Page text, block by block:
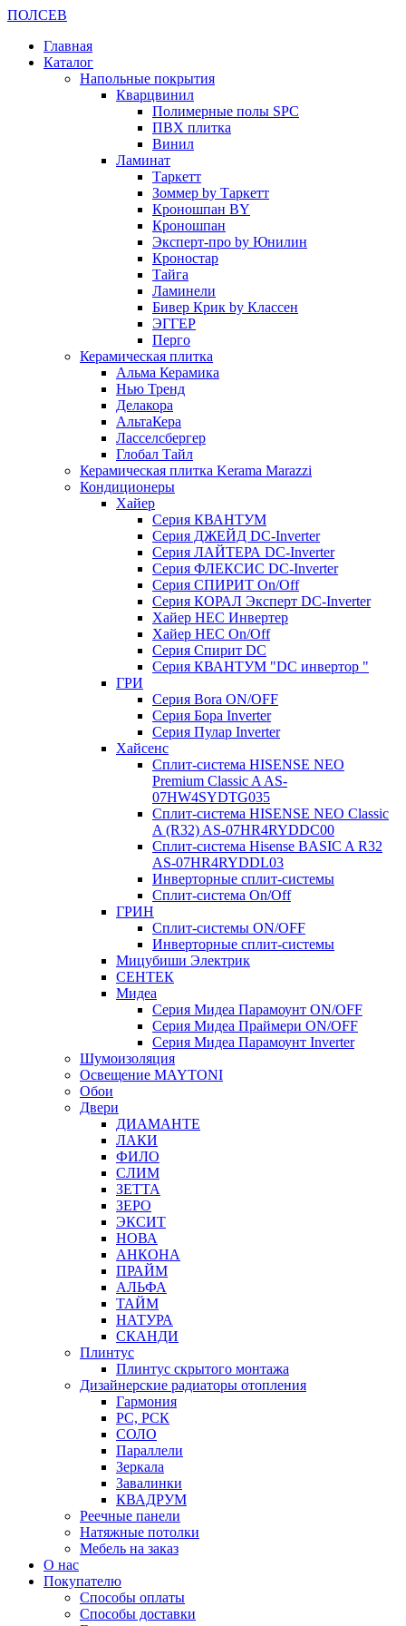
ПОЛСЕВ
Главная
Каталог
Напольные покрытия
Кварцвинил
Полимерные полы SPC
ПВХ плитка
Винил
Ламинат
Таркетт
Зоммер by Таркетт
Кроношпан BY
Кроношпан
Эксперт-про by Юнилин
Кроностар
Тайга
Ламинели
Бивер Крик by Классен
ЭГГЕР
Перго
Керамическая плитка
Альма Керамика
Нью Тренд
Делакора
АльтаКера
Ласселсбергер
Глобал Тайл
Керамическая плитка Kerama Marazzi
Кондиционеры
Хайер
Серия КВАНТУМ
Серия ДЖЕЙД DC-Inverter
Серия ЛАЙТЕРА DC-Inverter
Серия ФЛЕКСИС DC-Inverter
Серия СПИРИТ On/Off
Серия КОРАЛ Эксперт DC-Inverter
Хайер HEC Инвертер
Хайер HEC On/Off
Серия Спирит DC
Серия КВАНТУМ "DC инвертор "
ГРИ
Серия Bora ON/OFF
Серия Бора Inverter
Серия Пулар Inverter
Хайсенс
Сплит-система HISENSE NEO
Premium Classic A AS-
07HW4SYDTG035
Сплит-система HISENSE NEO Classic
A (R32) AS-07HR4RYDDC00
Сплит-система Hisense BASIC A R32
AS-07HR4RYDDL03
Инверторные сплит-системы
Сплит-система On/Off
ГРИН
Сплит-системы ON/OFF
Инверторные сплит-системы
Мицубиши Электрик
СЕНТЕК
Мидеа
Серия Мидеа Парамоунт ON/OFF
Серия Мидеа Праймери ON/OFF
Серия Мидеа Парамоунт Inverter
Шумоизоляция
Освещение MAYTONI
Обои
Двери
ДИАМАНТЕ
ЛАКИ
ФИЛО
СЛИМ
ЗЕТТА
ЗЕРО
ЭКСИТ
НОВА
АНКОНА
ПРАЙМ
АЛЬФА
ТАЙМ
НАТУРА
СКАНДИ
Плинтус
Плинтус скрытого монтажа
Дизайнерские радиаторы отопления
Гармония
РС, РСК
СОЛО
Параллели
Зеркала
Завалинки
КВАДРУМ
Реечные панели
Натяжные потолки
Мебель на заказ
О нас
Покупателю
Способы оплаты
Способы доставки